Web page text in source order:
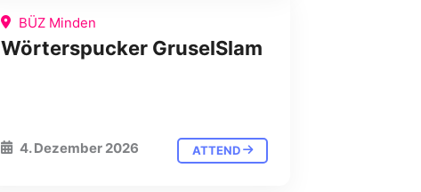
BÜZ Minden
Wörterspucker GruselSlam
4. Dezember 2026 ATTEND